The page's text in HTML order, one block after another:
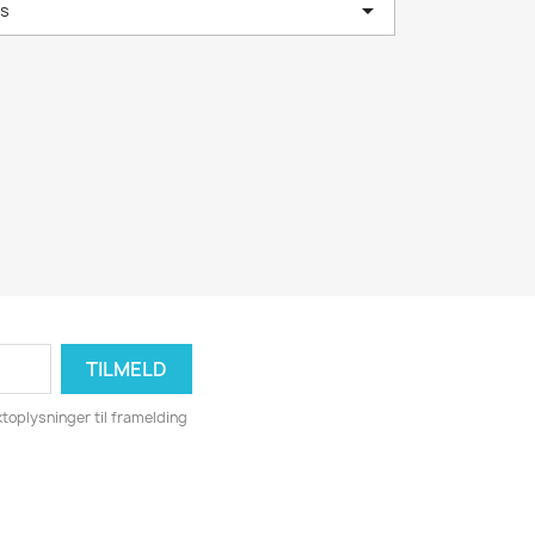

til framelding